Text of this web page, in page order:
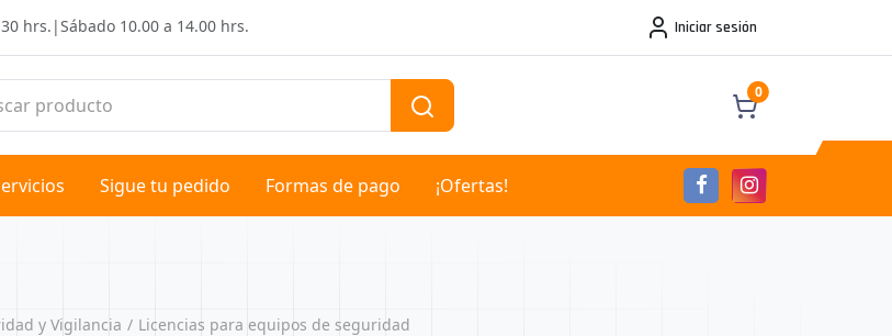
hrs. |Sábado 10.00 a 14.00 hrs. Iniciar sesión
0
Sigue tu pedido Formas de pago ¡Ofertas!
y Vigilancia Licencias para equipos de seguridad